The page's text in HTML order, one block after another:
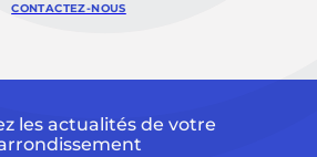
CONTACTEZ-NOUS
les actualités de votre